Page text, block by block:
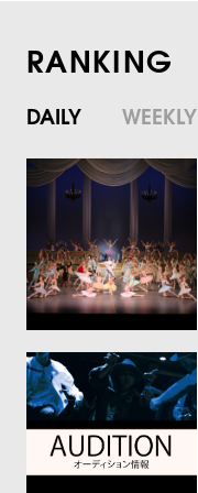
RANKING
DAILY WEEKLY